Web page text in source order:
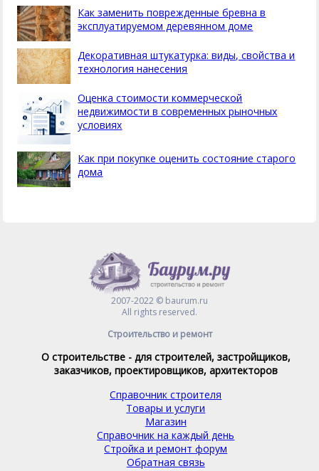
Как заменить поврежденные бревна в
эксплуатируемом деревянном доме
Декоративная штукатурка: виды, свойства и
технология нанесения
Оценка стоимости коммерческой
недвижимости в современных рыночных
условиях
Как при покупке оценить состояние старого
дома
2007-2022 © baurum.ru
All rights reserved.
Строительство и ремонт
О строительстве - для строителей, застройщиков,
заказчиков, проектировщиков, архитекторов
Справочник строителя
Товары и услуги
Магазин
Справочник на каждый день
Стройка и ремонт форум
Обратная связь